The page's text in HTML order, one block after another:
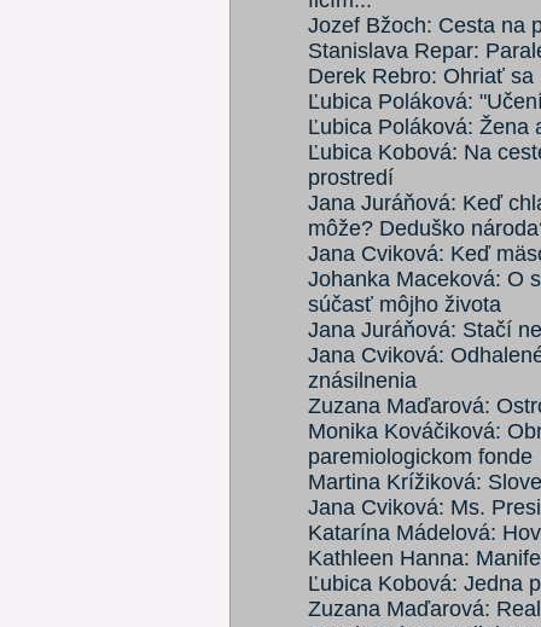
Jozef Bžoch: Cesta na
Stanislava Repar:
Derek Rebro: Ohriať sa
Ľubica Poláková:
Ľubica Poláková: Žena
Ľubica Kobová: Na
prostredí
Jana Juráňová: Keď
môže? Deduško
Jana Cviková: Keď
Johanka Maceková: O
súčasť môjho života
Jana Juráňová: Stačí
Jana Cviková:
znásilnenia
Zuzana Maďarová:
Monika Kováčiková:
paremiologickom fonde
Martina Krížiková:
Jana Cviková: Ms.
Katarína Mádelová:
Kathleen Hanna:
Ľubica Kobová: Jedna
Zuzana Maďarová: